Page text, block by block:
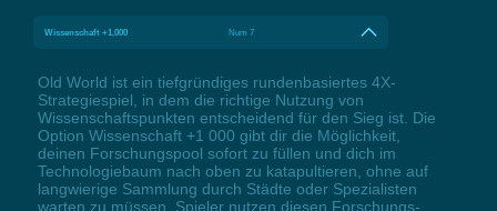
Wissenschaft +1,000 Num 7
Old World ist ein tiefgründiges rundenbasiertes 4X-
Strategiespiel, in dem die richtige Nutzung von
Wissenschaftspunkten entscheidend für den Sieg ist. Die
Option Wissenschaft +1 000 gibt dir die Möglichkeit,
deinen Forschungspool sofort zu füllen und dich im
Technologiebaum nach oben zu katapultieren, ohne auf
langwierige Sammlung durch Städte oder Spezialisten
warten zu müssen. Spieler nutzen diesen Forschungs-